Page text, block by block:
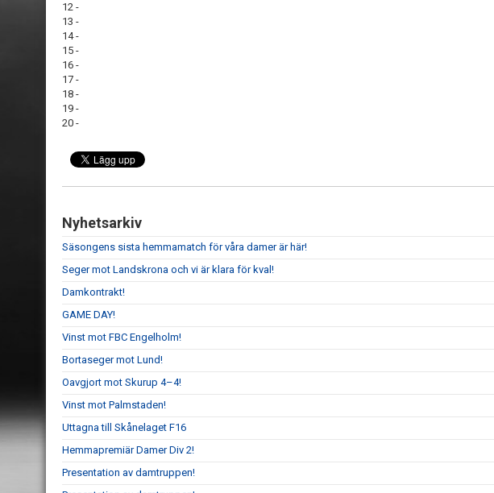
12 -
13 -
14 -
15 -
16 -
17 -
18 -
19 -
20 -
Nyhetsarkiv
Säsongens sista hemmamatch för våra damer är här!
Seger mot Landskrona och vi är klara för kval!
Damkontrakt!
GAME DAY!
Vinst mot FBC Engelholm!
Bortaseger mot Lund!
Oavgjort mot Skurup 4–4!
Vinst mot Palmstaden!
Uttagna till Skånelaget F16
Hemmapremiär Damer Div 2!
Presentation av damtruppen!